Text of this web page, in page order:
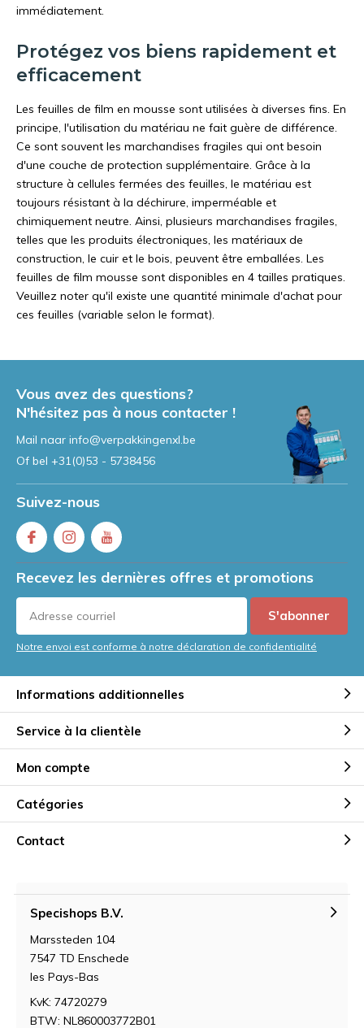
immédiatement.
Protégez vos biens rapidement et
efficacement
Les feuilles de film en mousse sont utilisées à diverses fins. En
principe, l'utilisation du matériau ne fait guère de différence.
Ce sont souvent les marchandises fragiles qui ont besoin
d'une couche de protection supplémentaire. Grâce à la
structure à cellules fermées des feuilles, le matériau est
toujours résistant à la déchirure, imperméable et
chimiquement neutre. Ainsi, plusieurs marchandises fragiles,
telles que les produits électroniques, les matériaux de
construction, le cuir et le bois, peuvent être emballées. Les
feuilles de film mousse sont disponibles en 4 tailles pratiques.
Veuillez noter qu'il existe une quantité minimale d'achat pour
ces feuilles (variable selon le format).
Vous avez des questions?
N'hésitez pas à nous contacter !
Mail naar info@verpakkingenxl.be
Of bel +31(0)53 - 5738456
Suivez-nous
Recevez les dernières offres et promotions
S'abonner
Notre envoi est conforme à notre déclaration de confidentialité
Informations additionnelles
Service à la clientèle
Mon compte
Catégories
Contact
Specishops B.V.
Marssteden 104
7547 TD Enschede
les Pays-Bas
KvK: 74720279
BTW: NL860003772B01